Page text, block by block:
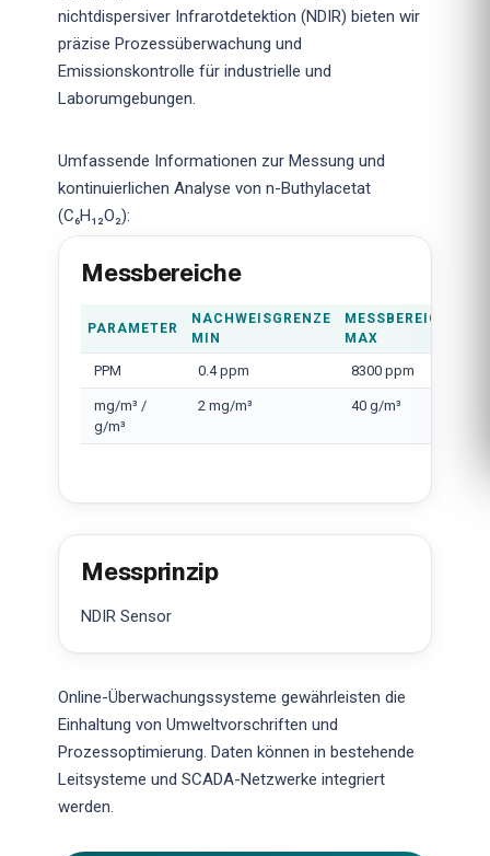
nichtdispersiver Infrarotdetektion (NDIR) bieten wir
präzise Prozessüberwachung und
Emissionskontrolle für industrielle und
Laborumgebungen.
Umfassende Informationen zur Messung und
kontinuierlichen Analyse von n-Buthylacetat
(C₆H₁₂O₂):
Messbereiche
PARAMETER
NACHWEISGRENZE
MIN
MESSBEREICH
MAX
PPM 0.4 ppm 8300 ppm
mg/m³ /
g/m³
2 mg/m³ 40 g/m³
Messprinzip
NDIR Sensor
Online-Überwachungssysteme gewährleisten die
Einhaltung von Umweltvorschriften und
Prozessoptimierung. Daten können in bestehende
Leitsysteme und SCADA-Netzwerke integriert
werden.